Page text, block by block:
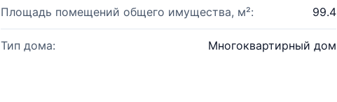
Площадь помещений общего имущества, м²: 99.4
Тип дома: Многоквартирный дом